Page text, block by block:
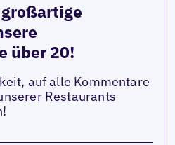
über 20!
auf alle Kommentare
Restaurants